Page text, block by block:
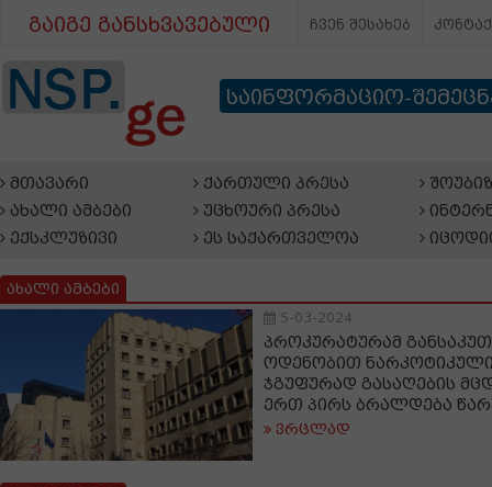
გაიგე განსხვავებული ჩვენ შესახებ
საინფორმაციო-
მთავარი
ახალი ამბები
ექსკლუზივი
ქართული პრესა
უცხოური პრესა
ეს საქართველოა
ახალი ამბები
5-03-2024
პროკურატურამ
ოდენობით
ჯგუფურად გასაღების
ერთ პირს ბრალდება
ვრცლად